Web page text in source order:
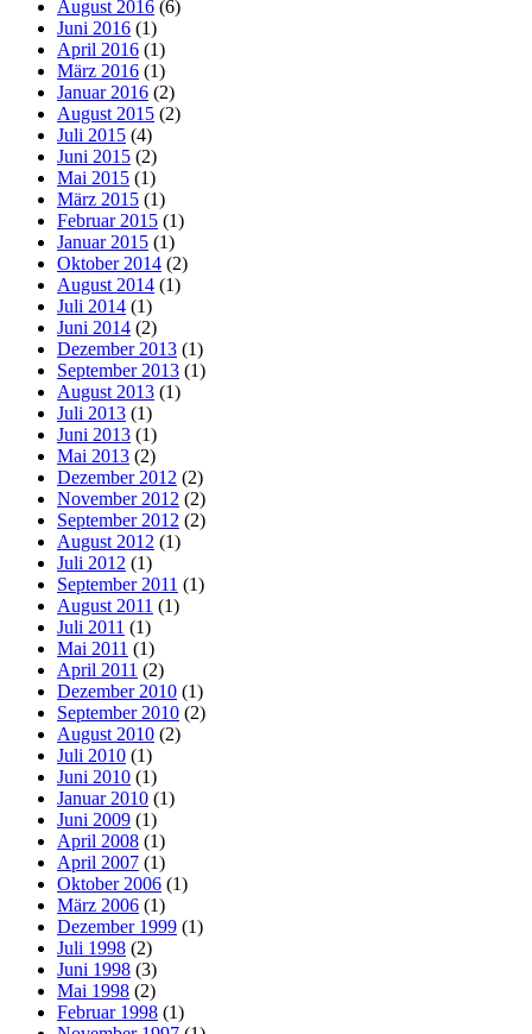
August 2016 (6)
Juni 2016 (1)
April 2016 (1)
März 2016 (1)
Januar 2016 (2)
August 2015 (2)
Juli 2015 (4)
Juni 2015 (2)
Mai 2015 (1)
März 2015 (1)
Februar 2015 (1)
Januar 2015 (1)
Oktober 2014 (2)
August 2014 (1)
Juli 2014 (1)
Juni 2014 (2)
Dezember 2013 (1)
September 2013 (1)
August 2013 (1)
Juli 2013 (1)
Juni 2013 (1)
Mai 2013 (2)
Dezember 2012 (2)
November 2012 (2)
September 2012 (2)
August 2012 (1)
Juli 2012 (1)
September 2011 (1)
August 2011 (1)
Juli 2011 (1)
Mai 2011 (1)
April 2011 (2)
Dezember 2010 (1)
September 2010 (2)
August 2010 (2)
Juli 2010 (1)
Juni 2010 (1)
Januar 2010 (1)
Juni 2009 (1)
April 2008 (1)
April 2007 (1)
Oktober 2006 (1)
März 2006 (1)
Dezember 1999 (1)
Juli 1998 (2)
Juni 1998 (3)
Mai 1998 (2)
Februar 1998 (1)